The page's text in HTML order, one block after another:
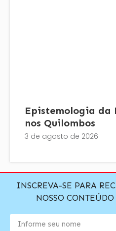
Epistemologia da
nos Quilombos
3 de agosto de 2026
INSCREVA-SE PARA
NOSSO